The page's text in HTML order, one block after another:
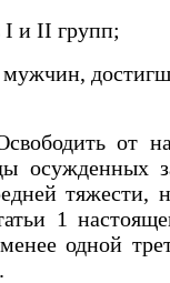
и II групп;
от
осужденных
тяжести,
1
одной